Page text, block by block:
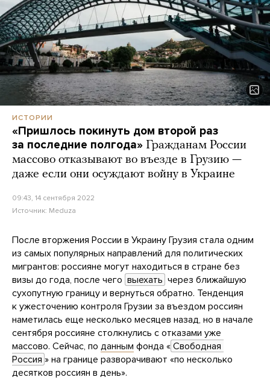
ИСТОРИИ
«Пришлось покинуть дом второй раз
за последние полгода» Гражданам России
массово отказывают во въезде в Грузию —
даже если они осуждают войну в Украине
09:43, 14 сентября 2022
Источник: Meduza
После вторжения России в Украину Грузия стала одним
из самых популярных направлений для политических
мигрантов: россияне могут находиться в стране без
визы до года, после чего выехать через ближайшую
сухопутную границу и вернуться обратно. Тенденция
к ужесточению контроля Грузии за въездом россиян
наметилась еще несколько месяцев назад, но в начале
сентября россияне столкнулись с отказами уже
массово. Сейчас, по данным фонда « Свободная
Россия » на границе разворачивают «по несколько
десятков россиян в день».